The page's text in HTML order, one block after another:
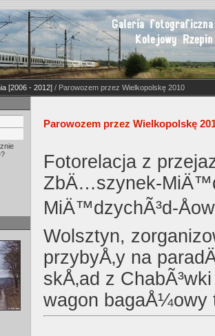
[2006 - 2012] / Parowozem przez Wielkopolskę 2010
Parowozem przez Wielkopolskę
Fotorelacja z
ZbÄ…szynek-
MiÄ™dzychÃ³d-
Wolsztyn,
przybyÅ‚y na
skÅ‚ad z
wagon bagaÅ¼owy